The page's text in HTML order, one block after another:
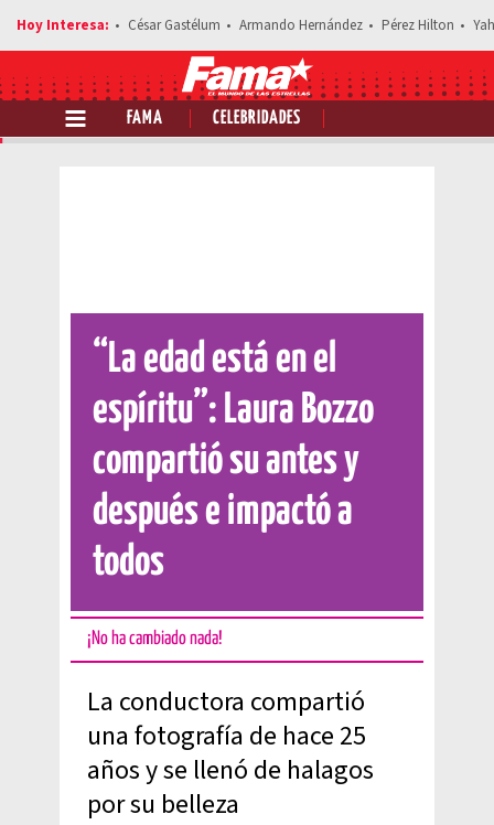
César Gastélum Armando Hernández Pérez Hilton
FAMA CELEBRIDADES
Comparte esta noticia
“La edad está en el
espíritu”: Laura Bozzo
compartió su antes y
después e impactó a
todos
¡No ha cambiado nada!
La conductora compartió
una fotografía de hace 25
años y se llenó de halagos
por su belleza